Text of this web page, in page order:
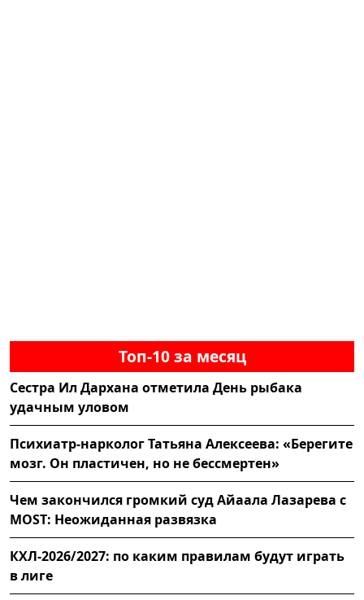
Топ-10 за месяц
Сестра Ил Дархана отметила День рыбака
удачным уловом
Психиатр-нарколог Татьяна Алексеева: «Берегите
мозг. Он пластичен, но не бессмертен»
Чем закончился громкий суд Айаала Лазарева с
MOST: Неожиданная развязка
КХЛ-2026/2027: по каким правилам будут играть
в лиге